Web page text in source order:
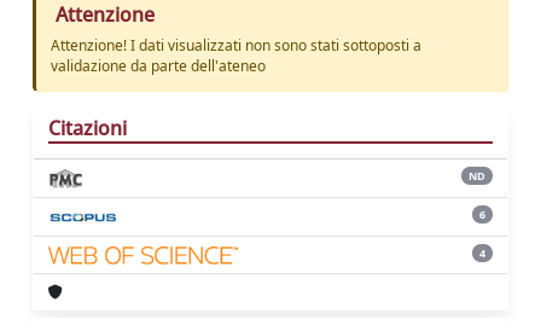
Attenzione
Attenzione! I dati visualizzati non sono stati sottoposti a
validazione da parte dell'ateneo
Citazioni
ND
6
4